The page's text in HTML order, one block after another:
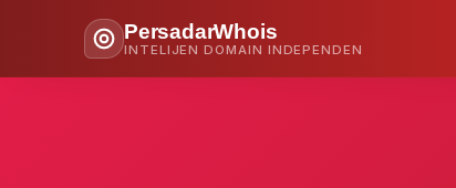
PersadarWhois
INTELIJEN DOMAIN INDEPENDEN